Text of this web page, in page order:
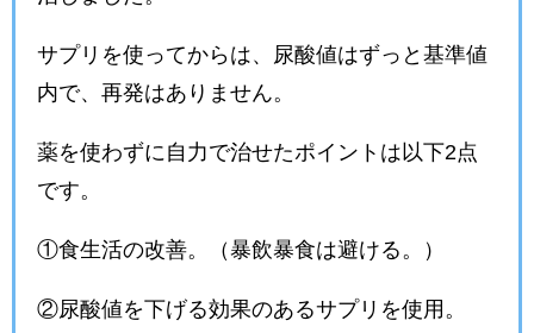
サプリを使ってからは、尿酸値はずっと基準値
内で、再発はありません。
薬を使わずに自力で治せたポイントは以下2点
です。
①食生活の改善。（暴飲暴食は避ける。）
②尿酸値を下げる効果のあるサプリを使用。